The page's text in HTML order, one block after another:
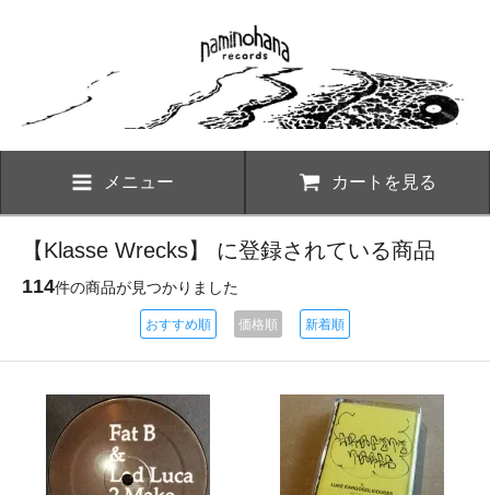
メニュー カートを見る
【Klasse Wrecks】 に登録されている商品
114件の商品が見つかりました
おすすめ順 価格順 新着順